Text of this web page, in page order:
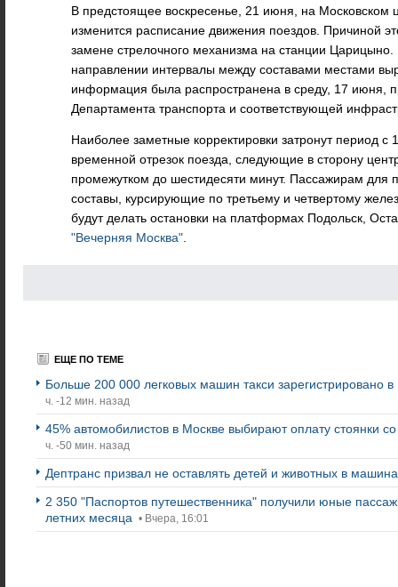
В предстоящее воскресенье, 21 июня, на
изменится расписание движения поездов. Причиной
замене стрелочного механизма на станции Царицыно.
направлении интервалы между составами местами
информация была распространена в среду, 17 июня,
Департамента транспорта и соответствующей
Наиболее заметные корректировки затронут период с
временной отрезок поезда, следующие в сторону
промежутком до шестидесяти минут. Пассажирам для
составы, курсирующие по третьему и четвертому
будут делать остановки на платформах Подольск,
"Вечерняя Москва"
ЕЩЕ ПО ТЕМЕ
Больше 200 000 легковых машин такси зарегистрировано
ч. -12 мин. назад
45% автомобилистов в Москве выбирают оплату стоянки
ч. -50 мин. назад
Дептранс призвал не оставлять детей и животных в
2 350 "Паспортов путешественника" получили юные
летних месяца • Вчера, 16:01